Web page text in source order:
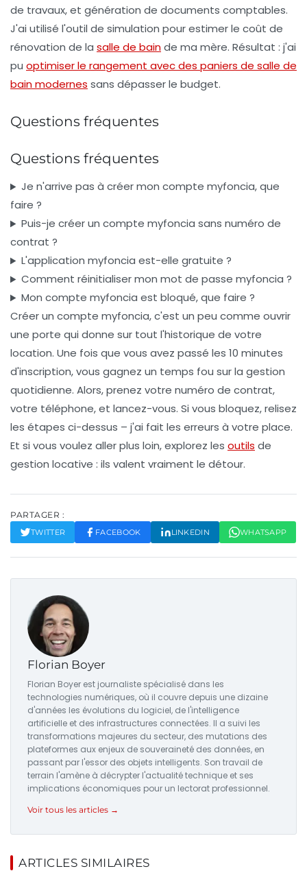
de travaux, et génération de documents comptables.
J'ai utilisé l'outil de simulation pour estimer le coût de
rénovation de la salle de bainde ma mère. Résultat : j'ai
pu optimiser le rangement avec des paniers de salle de
bain modernes sans dépasser le budget.
Questions fréquentes
Questions fréquentes
Je n'arrive pas à créer mon compte myfoncia, que
faire ?
Puis-je créer un compte myfoncia sans numéro de
contrat ?
L'application myfoncia est-elle gratuite ?
Comment réinitialiser mon mot de passe myfoncia ?
Mon compte myfoncia est bloqué, que faire ?
Créer un compte myfoncia, c'est un peu comme ouvrir
une porte qui donne sur tout l'historique de votre
location. Une fois que vous avez passé les 10 minutes
d'inscription, vous gagnez un temps fou sur la gestion
quotidienne. Alors, prenez votre numéro de contrat,
votre téléphone, et lancez-vous. Si vous bloquez, relisez
les étapes ci-dessus – j'ai fait les erreurs à votre place.
Et si vous voulez aller plus loin, explorez les outils de
gestion locative : ils valent vraiment le détour.
PARTAGER :
TWITTER FACEBOOK LINKEDIN WHATSAPP
Florian Boyer
Florian Boyer est journaliste spécialisé dans les
technologies numériques, où il couvre depuis une dizaine
d'années les évolutions du logiciel, de l'intelligence
artificielle et des infrastructures connectées. Il a suivi les
transformations majeures du secteur, des mutations des
plateformes aux enjeux de souveraineté des données, en
passant par l'essor des objets intelligents. Son travail de
terrain l'amène à décrypter l'actualité technique et ses
implications économiques pour un lectorat professionnel.
Voir tous les articles →
ARTICLES SIMILAIRES